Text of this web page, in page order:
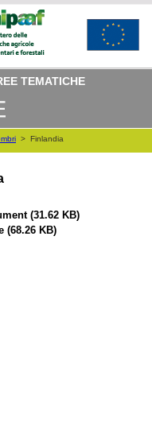
TEMATICHE
> Finlandia
(31.62 KB)
(68.26 KB)